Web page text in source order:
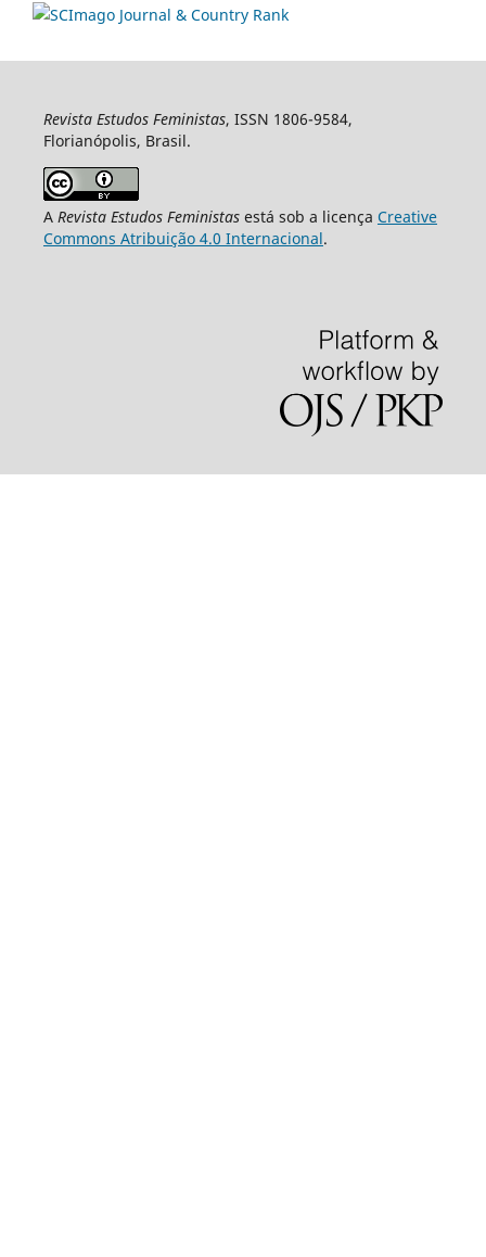
Revista Estudos Feministas, ISSN 1806-9584,
Florianópolis, Brasil.
A Revista Estudos Feministasestá sob a licença Creative
Commons Atribuição 4.0 Internacional.